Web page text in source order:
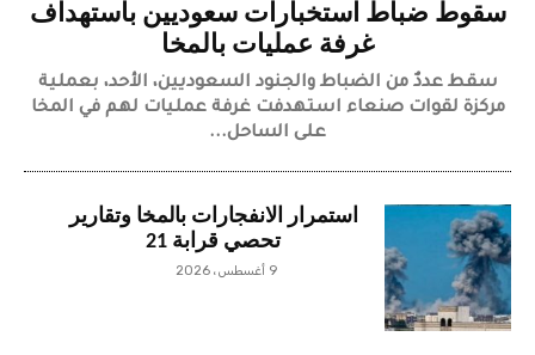
سقوط ضباط استخبارات سعوديين باستهداف
غرفة عمليات بالمخا
سقط عددٌ من الضباط والجنود السعوديين، الأحد، بعملية
مركزة لقوات صنعاء استهدفت غرفة عمليات لهم في المخا
على الساحل...
استمرار الانفجارات بالمخا وتقارير
تحصي قرابة 21
9 أغسطس، 2026